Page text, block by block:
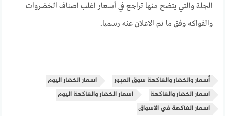
الجلة والتي يتضح منها تراجع في أسعار اغلب اصناف الخضروات
والفواكه وفق ما تم الاعلان عنه رسميا.
أسعار والخضار والفاكهة سوق العبور
اسعار الخضار اليوم
اسعار الخضار والفاكهة
اسعار الخضار والفاكهة اليوم
اسعار الفاكهة في الاسواق